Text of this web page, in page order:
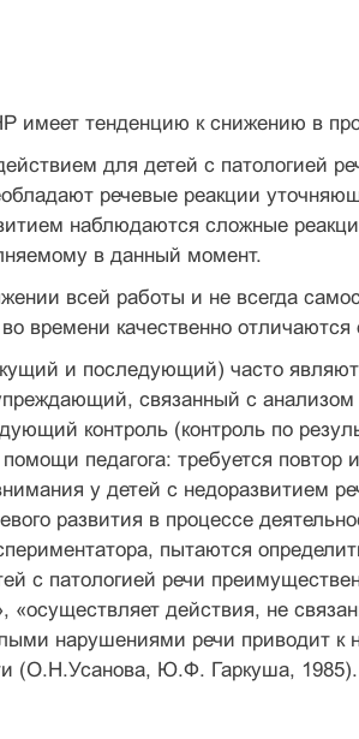
имеет тенденцию к снижению в
для детей с патологией
речевые реакции
наблюдаются сложные
в данный момент.
всей работы и не всегда
времени качественно
и последующий) часто
связанный с
контроль (контроль по
педагога: требуется повтор
у детей с недоразвитием
развития в процессе
пытаются
с патологией речи
действия, не
нарушениями речи приводит к
(О.Н.Усанова, Ю.Ф. Гаркуша, 1985).